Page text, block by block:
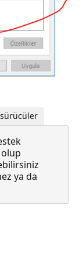
olup
ya da